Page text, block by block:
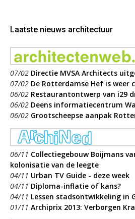
Laatste nieuws architectuur
07/02 Directie MVSA Architects
07/02 De Rotterdamse Hef is weer
06/02 ​Restaurantontwerp van i29
06/02 Deens informatiecentrum
06/02 ​Grootscheepse aanpak
06/11 Collectiegebouw Boijmans
kolonisatie van de leegte
04/11 Urban TV Guide - deze week
04/11 Diploma-inflatie of kans?
04/11 Lessen stadsontwikkeling in
01/11 Archiprix 2013: Verborgen